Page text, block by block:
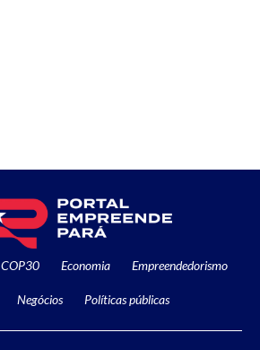
COP30 Economia Empreendedorismo
Negócios Políticas públicas